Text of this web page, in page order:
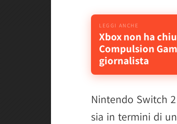
Xbox non ha
Compulsion
giornalista
Nintendo Switch
sia in termini di